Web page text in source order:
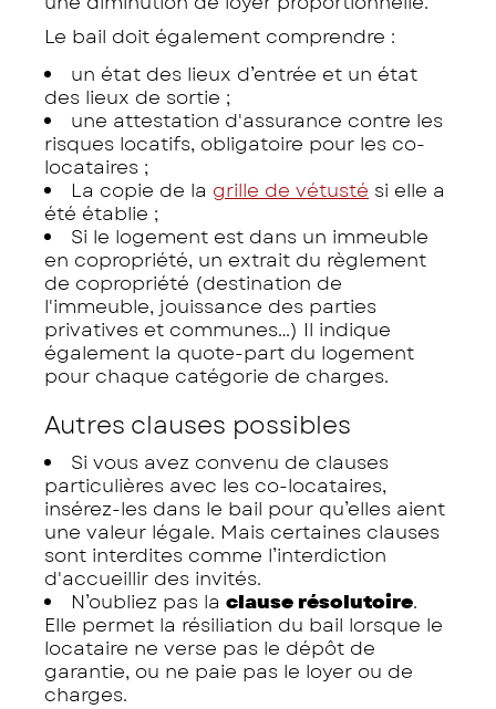
Le bail doit également comprendre :
un état des lieux d’entrée et un état
des lieux de sortie ;
une attestation d'assurance contre les
risques locatifs, obligatoire pour les co-
locataires ;
La copie de la grille de vétusté si elle a
été établie ;
Si le logement est dans un immeuble
en copropriété, un extrait du règlement
de copropriété (destination de
l'immeuble, jouissance des parties
privatives et communes…) Il indique
également la quote-part du logement
pour chaque catégorie de charges.
Autres clauses possibles
Si vous avez convenu de clauses
particulières avec les co-locataires,
insérez-les dans le bail pour qu’elles aient
une valeur légale. Mais certaines clauses
sont interdites comme l’interdiction
d'accueillir des invités.
N’oubliez pas la clause résolutoire.
Elle permet la résiliation du bail lorsque le
locataire ne verse pas le dépôt de
garantie, ou ne paie pas le loyer ou de
charges.